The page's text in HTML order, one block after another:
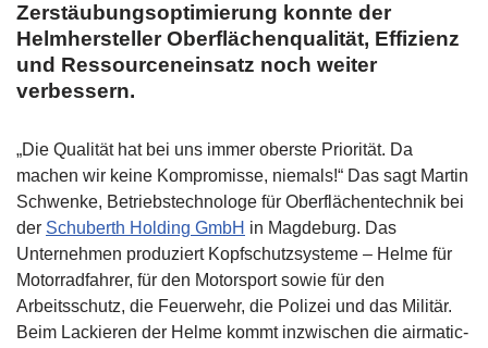
Zerstäubungsoptimierung konnte der
Helmhersteller Oberflächenqualität, Effizienz
und Ressourceneinsatz noch weiter
verbessern.
„Die Qualität hat bei uns immer oberste Priorität. Da
machen wir keine Kompromisse, niemals!“ Das sagt Martin
Schwenke, Betriebstechnologe für Oberflächentechnik bei
der Schuberth Holding GmbH in Magdeburg. Das
Unternehmen produziert Kopfschutzsysteme – Helme für
Motorradfahrer, für den Motorsport sowie für den
Arbeitsschutz, die Feuerwehr, die Polizei und das Militär.
Beim Lackieren der Helme kommt inzwischen die airmatic-